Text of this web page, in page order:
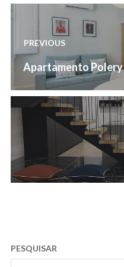
Post
navigation
PREVIOUS
Previous
Apartamento Polery
Next
post:
PESQUISAR